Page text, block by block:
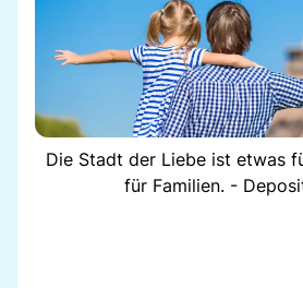
Die Stadt der Liebe ist etwas
für Familien. -